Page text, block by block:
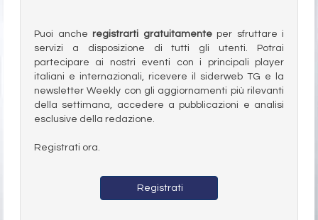
Puoi anche registrarti gratuitamenteper sfruttare i
servizi a disposizione di tutti gli utenti. Potrai
partecipare ai nostri eventi con i principali player
italiani e internazionali, ricevere il siderweb TG e la
newsletter Weekly con gli aggiornamenti più rilevanti
della settimana, accedere a pubblicazioni e analisi
esclusive della redazione.
Registrati ora.
Registrati